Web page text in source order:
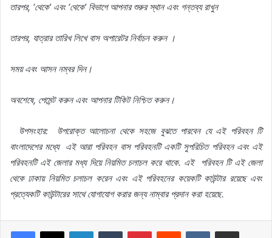
তারপর, ‘থেকে’ এবং ‘থেকে’ বিভাগে আপনার শুরুর স্থান এবং গন্তব্য রাখুন
তারপর, যাত্রার তারিখ লিখে বাস অপারেটর নির্বাচন করুন ।
সময় এবং আসন নম্বর দিন।
অবশেষে, পেমেন্ট করুন এবং আপনার টিকিট নিশ্চিত করুন।
উপসংহার: উপরোক্ত আলোচনা থেকে সহজে বুঝতে পারবেন যে এই পরিবহন টি
বাংলাদেশের মধ্যে এই আরা পরিবহন বাস পরিবহনটি একটি সুপরিচিত পরিবহন এবং এই
পরিবহনটি এই জেলার মধ্য দিয়ে নিয়মিত চলাচল করে থাকে. এই পরিবহন টি এই জেলা
থেকে ঢাকায় নিয়মিত চলাচল করেন এবং এই পরিবহনের কয়েকটি কাউন্টার রয়েছে এবং
প্রত্যেকটি কাউন্টারের সাথে যোগাযোগ করার জন্য নাম্বার প্রদান করা হয়েছে.
LinkedInTumblr PinterestReddit VKontakteShare via Email